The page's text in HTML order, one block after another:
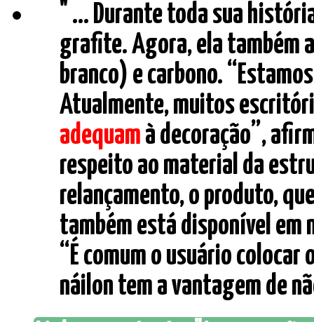
" ... Durante toda sua
grafite. Agora, ela também
branco) e carbono.
Atualmente, muitos
adequamà decoração”,
respeito ao material da
relançamento, o produto,
também está disponível
“É comum o usuário colocar
náilon tem a vantagem de